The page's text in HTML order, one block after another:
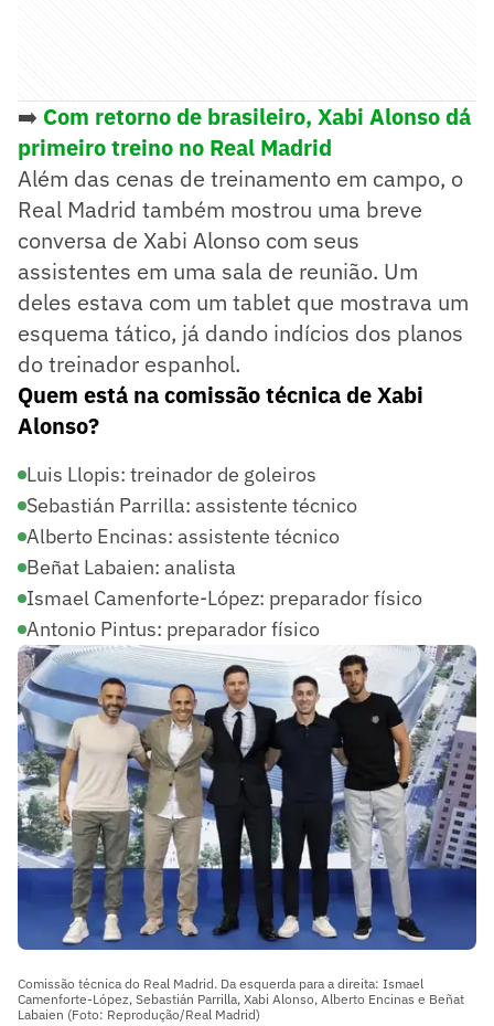
➡️ Com retorno de brasileiro, Xabi Alonso dá
primeiro treino no Real Madrid
Além das cenas de treinamento em campo, o
Real Madrid também mostrou uma breve
conversa de Xabi Alonso com seus
assistentes em uma sala de reunião. Um
deles estava com um tablet que mostrava um
esquema tático, já dando indícios dos planos
do treinador espanhol.
Quem está na comissão técnica de Xabi
Alonso?
Luis Llopis: treinador de goleiros
Sebastián Parrilla: assistente técnico
Alberto Encinas: assistente técnico
Beñat Labaien: analista
Ismael Camenforte-López: preparador físico
Antonio Pintus: preparador físico
Comissão técnica do Real Madrid. Da esquerda para a direita: Ismael
Camenforte-López, Sebastián Parrilla, Xabi Alonso, Alberto Encinas e Beñat
Labaien (Foto: Reprodução/Real Madrid)